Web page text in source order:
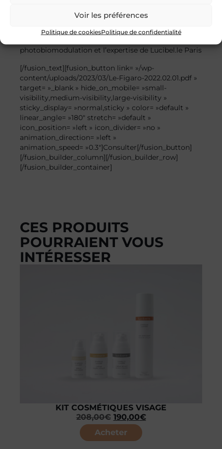
Voir les préférences
Politique de cookiesPolitique de confidentialité
sticky_display= »normal,sticky »
animation_direction= »left » animation_speed= »0.3″]
photobiomodulation et l’expertise de Lucibel.le Paris
[/fusion_text][fusion_button link= »/wp-
content/uploads/2023/03/Le-Figaro-2022.02.01.pdf »
target= »_blank » hide_on_mobile= »small-
visibility,medium-visibility,large-visibility »
sticky_display= »normal,sticky » color= »default »
linear_angle= »180″ stretch= »default »
icon_position= »left » icon_divider= »no »
animation_direction= »left »
animation_speed= »0.3″]Consulter[/fusion_button]
[/fusion_builder_column][/fusion_builder_row]
[/fusion_builder_container]
CES PRODUITS
POURRAIENT VOUS
INTÉRESSER
KIT COSMÉTIQUES VISAGE
208,00€ 190,00€
Acheter